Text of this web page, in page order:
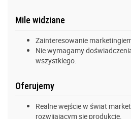
Mile widziane
Zainteresowanie
Nie wymagamy
wszystkiego.
Oferujemy
Realne wejście w świat
rozwijającym się produkcie.